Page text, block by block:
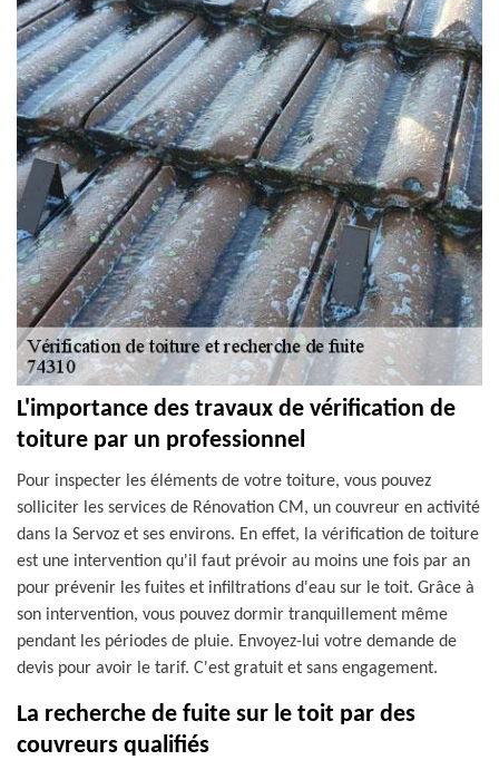
L'importance des travaux de vérification de
toiture par un professionnel
Pour inspecter les éléments de votre toiture, vous pouvez
solliciter les services de Rénovation CM, un couvreur en activité
dans la Servoz et ses environs. En effet, la vérification de toiture
est une intervention qu'il faut prévoir au moins une fois par an
pour prévenir les fuites et infiltrations d'eau sur le toit. Grâce à
son intervention, vous pouvez dormir tranquillement même
pendant les périodes de pluie. Envoyez-lui votre demande de
devis pour avoir le tarif. C'est gratuit et sans engagement.
La recherche de fuite sur le toit par des
couvreurs qualifiés